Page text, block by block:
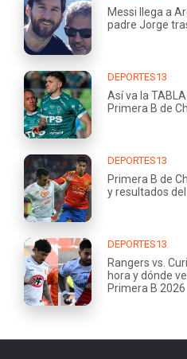
Messi llega a
padre Jorge
DEPORTES13
Así va la TABLA
Primera B de
DEPORTES13
Primera B de
y resultados
DEPORTES13
Rangers vs.
hora y dónde
Primera B 2026